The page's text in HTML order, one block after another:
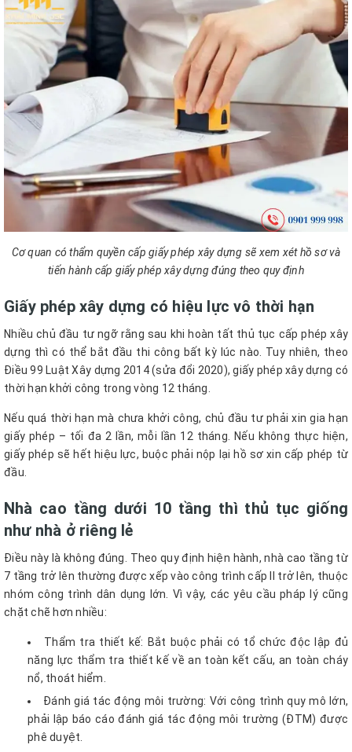
Cơ quan có thẩm quyền cấp giấy phép xây dựng sẽ xem xét hồ sơ và
tiến hành cấp giấy phép xây dựng đúng theo quy định
Giấy phép xây dựng có hiệu lực vô thời hạn
Nhiều chủ đầu tư ngỡ rằng sau khi hoàn tất thủ tục cấp phép xây
dựng thì có thể bắt đầu thi công bất kỳ lúc nào. Tuy nhiên, theo
Điều 99 Luật Xây dựng 2014 (sửa đổi 2020), giấy phép xây dựng có
thời hạn khởi công trong vòng 12 tháng.
Nếu quá thời hạn mà chưa khởi công, chủ đầu tư phải xin gia hạn
giấy phép – tối đa 2 lần, mỗi lần 12 tháng. Nếu không thực hiện,
giấy phép sẽ hết hiệu lực, buộc phải nộp lại hồ sơ xin cấp phép từ
đầu.
Nhà cao tầng dưới 10 tầng thì thủ tục giống
như nhà ở riêng lẻ
Điều này là không đúng. Theo quy định hiện hành, nhà cao tầng từ
7 tầng trở lên thường được xếp vào công trình cấp II trở lên, thuộc
nhóm công trình dân dụng lớn. Vì vậy, các yêu cầu pháp lý cũng
chặt chẽ hơn nhiều:
Thẩm tra thiết kế: Bắt buộc phải có tổ chức độc lập đủ
năng lực thẩm tra thiết kế về an toàn kết cấu, an toàn cháy
nổ, thoát hiểm.
Đánh giá tác động môi trường: Với công trình quy mô lớn,
phải lập báo cáo đánh giá tác động môi trường (ĐTM) được
phê duyệt.